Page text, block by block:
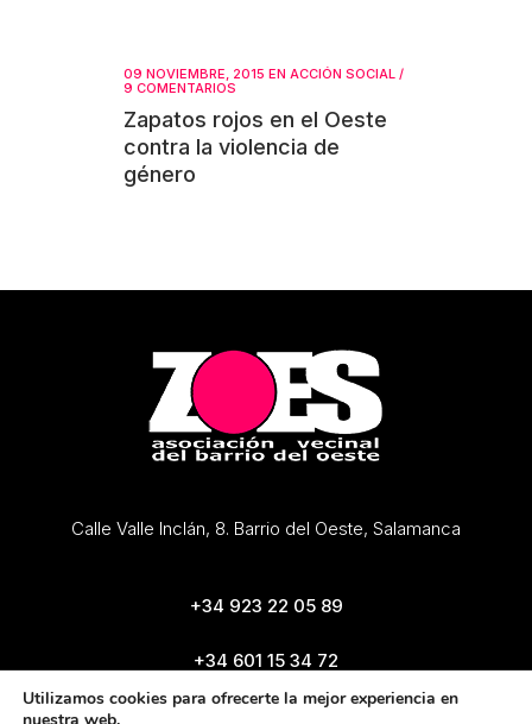
09 NOVIEMBRE, 2015 EN ACCIÓN SOCIAL /
9 COMENTARIOS
Zapatos rojos en el Oeste
contra la violencia de
género
Calle Valle Inclán, 8. Barrio del Oeste, Salamanca
+34 923 22 05 89
+34 601 15 34 72
zoes@zoes.es
Utilizamos cookies para ofrecerte la mejor experiencia en